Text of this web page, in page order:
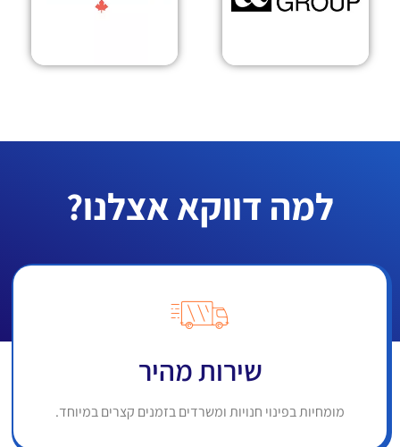
למה דווקא אצלנו?
שירות מהיר
מומחיות בפינוי חנויות ומשרדים בזמנים קצרים במיוחד.